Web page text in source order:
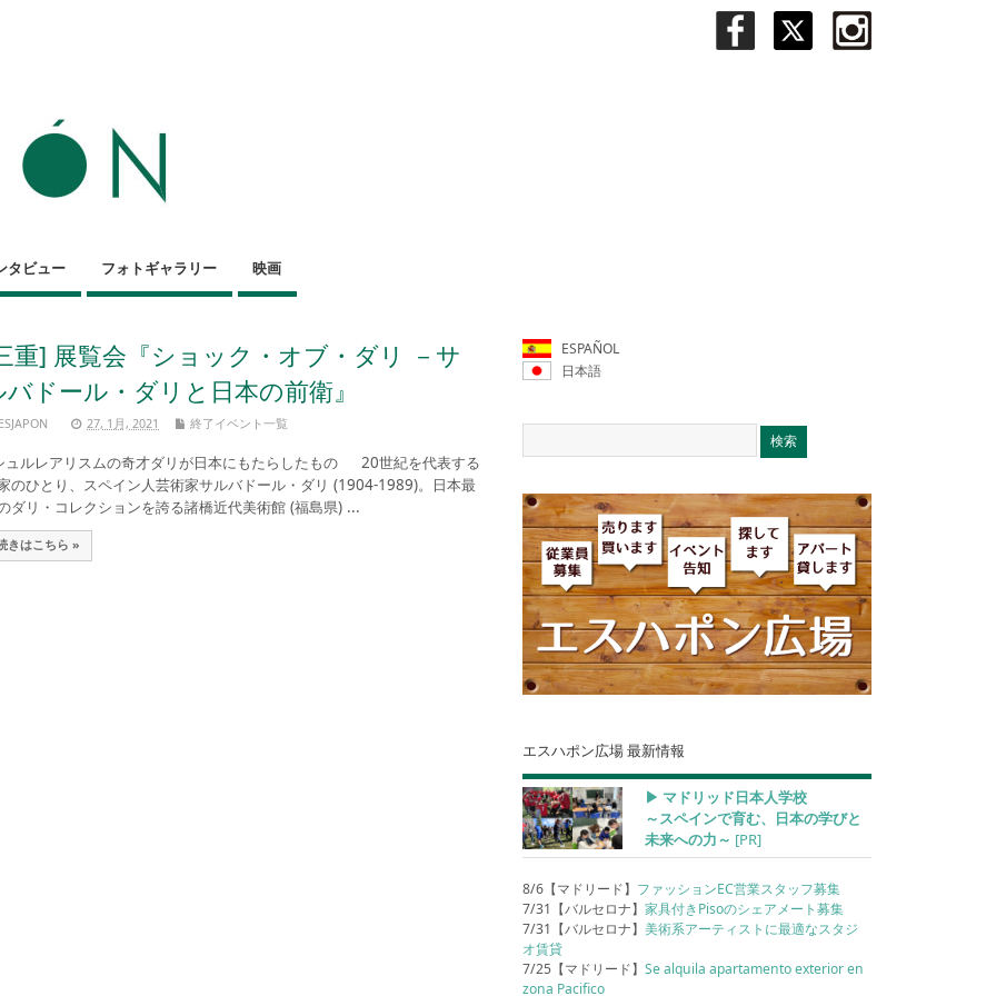
タビュー フォトギャラリー 映画
重] 展覧会『ショック・オブ・ダリ －サ
バドール・ダリと日本の前衛』
27, 1月, 2021 終了イベント一覧
ルレアリスムの奇才ダリが日本にもたらしたもの 20世紀を代表する
のひとり、スペイン人芸術家サルバドール・ダリ (1904-1989)。日本最
ダリ・コレクションを誇る諸橋近代美術館 (福島県) ...
きはこちら »
ESPAÑOL
日本語
エスハポン広場 最新情報
▶︎ マドリッド日本人学校
～スペインで育む、日本の学びと
未来への力～ [PR]
8/6【マドリード】 ファッションEC営業スタッフ募集
7/31【バルセロナ】家具付きPisoのシェアメート募集
7/31【バルセロナ】美術系アーティストに最適なスタジ
オ賃貸
7/25【マドリード】Se alquila apartamento exterior en
zona Pacifico